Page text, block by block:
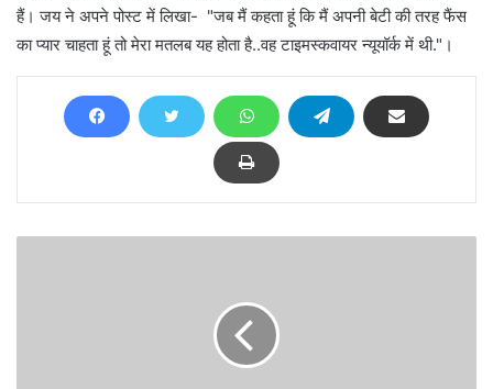
हैं। जय ने अपने पोस्ट में लिखा- "जब मैं कहता हूं कि मैं अपनी बेटी की तरह फैंस
का प्यार चाहता हूं तो मेरा मतलब यह होता है..वह टाइमस्कवायर न्यूयॉर्क में थी."।